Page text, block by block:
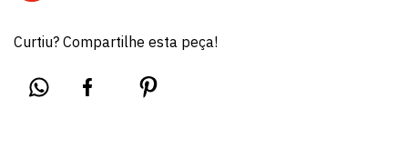
Curtiu? Compartilhe esta peça!